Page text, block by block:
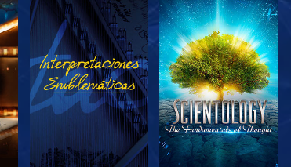
EXPLORA LAS
SERIES
VE